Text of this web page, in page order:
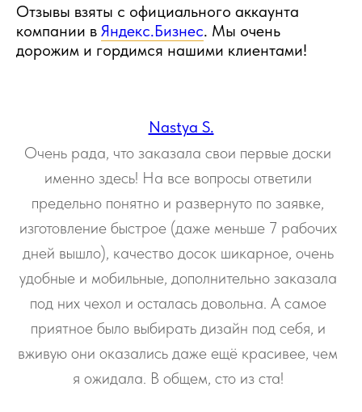
Отзывы взяты с официального аккаунта
компании в Яндекс.Бизнес. Мы очень
дорожим и гордимся нашими клиентами!
Nastya S.
Очень рада, что заказала свои первые доски
именно здесь! На все вопросы ответили
предельно понятно и развернуто по заявке,
изготовление быстрое (даже меньше 7 рабочих
дней вышло), качество досок шикарное, очень
удобные и мобильные, дополнительно заказала
под них чехол и осталась довольна. А самое
приятное было выбирать дизайн под себя, и
вживую они оказались даже ещё красивее, чем
я ожидала. В общем, сто из ста!